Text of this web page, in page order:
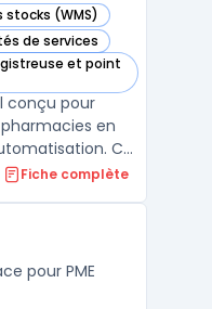
(WMS)
catégorie
de services
catégorie
et point
catégorie
conçu pour
en
Ce
fonctionnalités
des
...
Fiche complète
pour PME